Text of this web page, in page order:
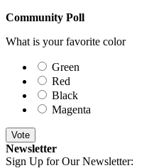
Community Poll
What is your favorite color
Green
Red
Black
Magenta
Vote
Newsletter
Sign Up for Our Newsletter: